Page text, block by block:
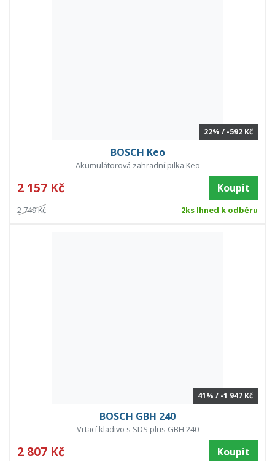
22% / -592 Kč
BOSCH Keo
Akumulátorová zahradní pilka Keo
2 157 Kč Koupit
2 749 Kč 2ks Ihned k odběru
41% / -1 947 Kč
BOSCH GBH 240
Vrtací kladivo s SDS plus GBH 240
2 807 Kč Koupit